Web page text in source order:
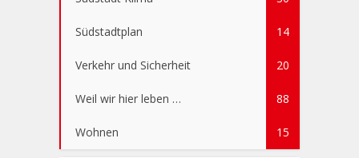
Südstadtplan 14
Verkehr und Sicherheit 20
Weil wir hier leben … 88
Wohnen 15